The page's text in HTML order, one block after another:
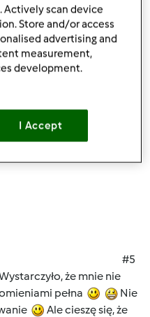
komentarze
#5
że mnie nie
pełna
Nie
Ale cieszę się, że
Actively scan device
Store and/or access
advertising and
measurement,
development.
I Accept